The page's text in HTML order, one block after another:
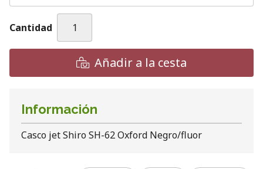
Cantidad
Añadir a la cesta
Información
Casco jet Shiro SH-62 Oxford Negro/fluor